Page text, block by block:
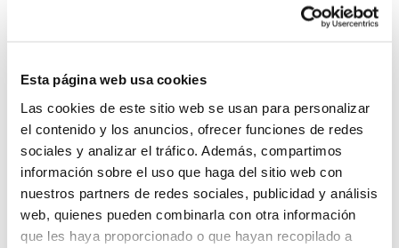
Esta página web usa cookies
Las cookies de este sitio web se usan para personalizar
el contenido y los anuncios, ofrecer funciones de redes
sociales y analizar el tráfico. Además, compartimos
información sobre el uso que haga del sitio web con
nuestros partners de redes sociales, publicidad y análisis
web, quienes pueden combinarla con otra información
que les haya proporcionado o que hayan recopilado a
C.B. Guardamar de 1ª División Masculina, hablará en el
de realizar este paso previo en cualquier categoría y
cuenta en función de la categoría y nivel del equipo.
Al día siguiente, el viernes 4 de mayo,Isma Cantó
de Cantera del Gandia Bàsquet, abordará la Conexión
Exterior-Interior en categorías de formación. Esta
actividad se celebrará a partir de las 19´30 h. en el